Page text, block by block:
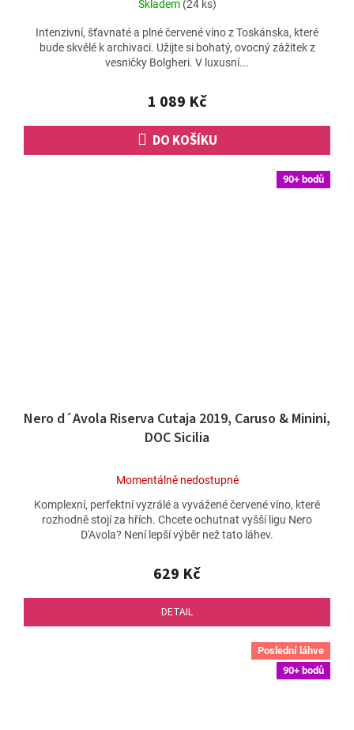
Skladem (24 ks)
1 089 Kč
DO KOŠÍKU
Intenzivní, šťavnaté a plné červené víno z Toskánska, které
bude skvělé k archivaci. Užijte si bohatý, ovocný zážitek z
vesničky Bolgheri. V luxusní...
90+ bodů
Nero d´Avola Riserva Cutaja 2019, Caruso & Minini,
DOC Sicilia
Průměrné
produktu
je
5,0
5
hvězdiček.
Momentálně nedostupné
629 Kč
DETAIL
Komplexní, perfektní vyzrálé a vyvážené červené víno, které
rozhodně stojí za hřích. Chcete ochutnat vyšší ligu Nero
D'Avola? Není lepší výběr než tato láhev.
Poslední láhve
90+ bodů